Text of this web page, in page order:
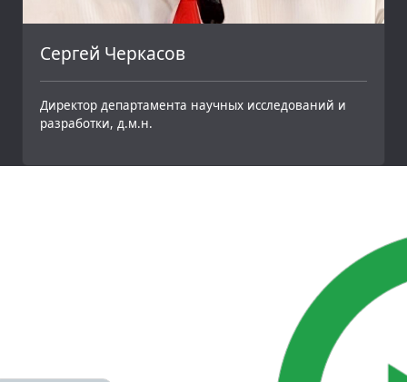
Сергей Черкасов
Директор департамента научных исследований и
разработки, д.м.н.